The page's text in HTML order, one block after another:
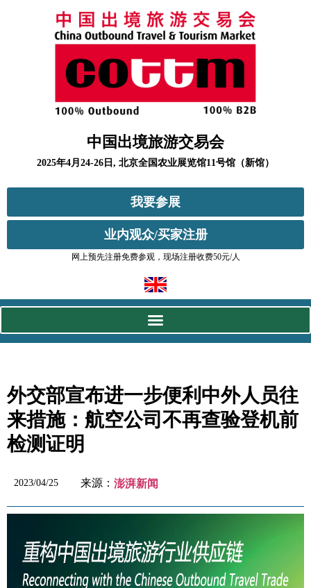
中国出境旅游交易会
2025年4月24-26日, 北京全国农业展览馆11号馆（新馆）
我要参展
业内观众/买家注册
网上预先注册免费参观，现场注册收费50元/人
外交部宣布进一步便利中外人员往
来措施：航空公司不再查验登机前
检测证明
2023/04/25 来源： 澎湃新闻